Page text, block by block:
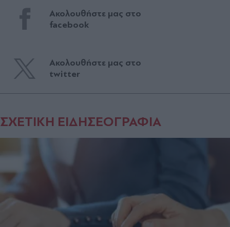
Ακολουθήστε μας στο
facebook
Ακολουθήστε μας στο
twitter
ΣΧΕΤΙΚΗ ΕΙΔΗΣΕΟΓΡΑΦΙΑ